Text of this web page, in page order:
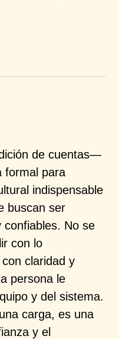
de cuentas—
formal para
indispensable
buscan ser
confiables. No se
con lo
claridad y
persona le
y del sistema.
carga, es una
y el